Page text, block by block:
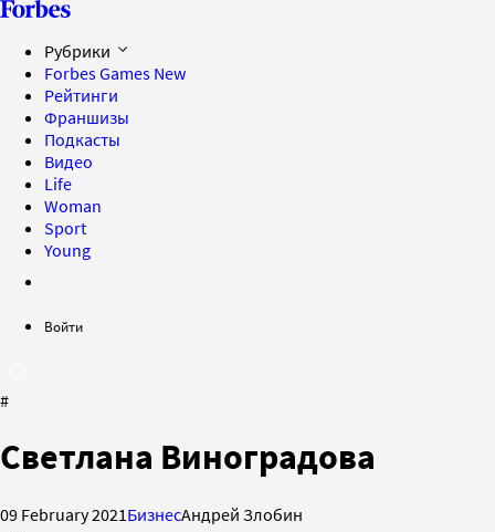
Рубрики
Forbes Games New
Рейтинги
Франшизы
Подкасты
Видео
Life
Woman
Sport
Young
Войти
#
Светлана Виноградова
09 February 2021 БизнесАндрей Злобин